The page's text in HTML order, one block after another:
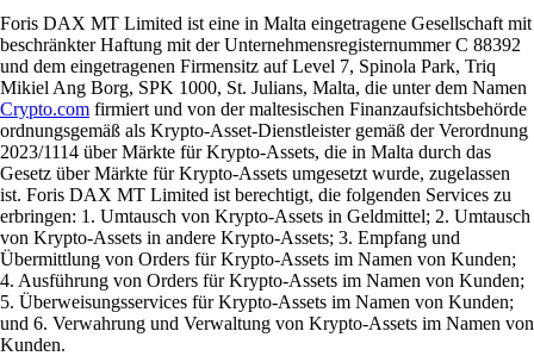
Foris DAX MT Limited ist eine in Malta eingetragene Gesellschaft mit
beschränkter Haftung mit der Unternehmensregisternummer C 88392
und dem eingetragenen Firmensitz auf Level 7, Spinola Park, Triq
Mikiel Ang Borg, SPK 1000, St. Julians, Malta, die unter dem Namen
Crypto.com firmiert und von der maltesischen Finanzaufsichtsbehörde
ordnungsgemäß als Krypto-Asset-Dienstleister gemäß der Verordnung
2023/1114 über Märkte für Krypto-Assets, die in Malta durch das
Gesetz über Märkte für Krypto-Assets umgesetzt wurde, zugelassen
ist. Foris DAX MT Limited ist berechtigt, die folgenden Services zu
erbringen: 1. Umtausch von Krypto-Assets in Geldmittel; 2. Umtausch
von Krypto-Assets in andere Krypto-Assets; 3. Empfang und
Übermittlung von Orders für Krypto-Assets im Namen von Kunden;
4. Ausführung von Orders für Krypto-Assets im Namen von Kunden;
5. Überweisungsservices für Krypto-Assets im Namen von Kunden;
und 6. Verwahrung und Verwaltung von Krypto-Assets im Namen von
Kunden.